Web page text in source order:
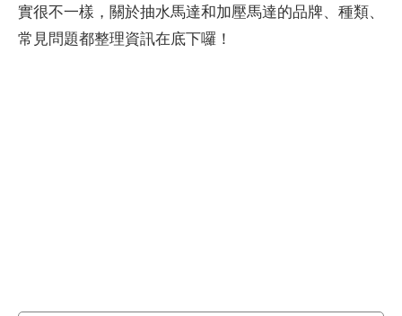
實很不一樣，關於抽水馬達和加壓馬達的品牌、種類、
常見問題都整理資訊在底下囉！